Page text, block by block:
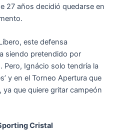
27 años decidió quedarse en
este defensa
siendo pretendido por
Pero, Ignácio solo tendría la
y en el Torneo Apertura que
que quiere gritar campeón
Cristal